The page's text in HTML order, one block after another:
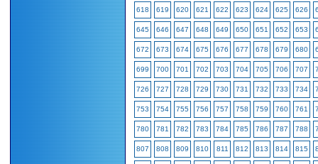
618 619 620 621 622 623 624 625 626
645 646 647 648 649 650 651 652 653
672 673 674 675 676 677 678 679 680
699 700 701 702 703 704 705 706 707
726 727 728 729 730 731 732 733 734
753 754 755 756 757 758 759 760 761
780 781 782 783 784 785 786 787 788
807 808 809 810 811 812 813 814 815